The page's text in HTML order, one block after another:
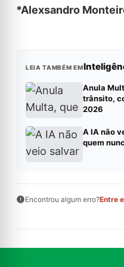
*Alexsandro
LEIA TAMBÉM EM
Anula
trânsito,
2026
A IA não
quem
Encontrou algum erro?Entre